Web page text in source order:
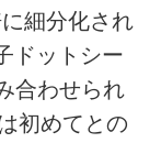
細分化され
ドットシー
合わせられ
初めてとの